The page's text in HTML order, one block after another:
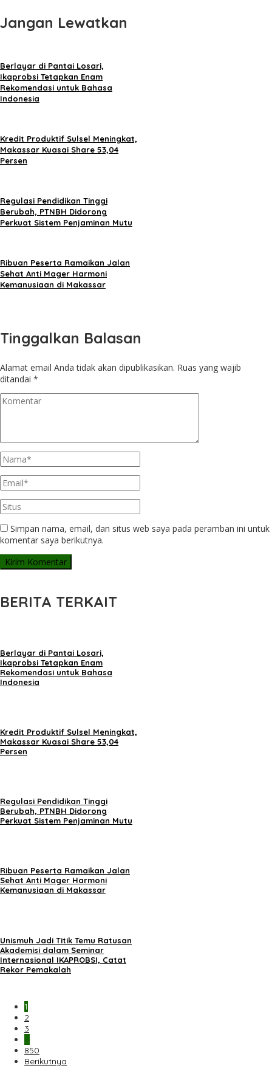
Jangan Lewatkan
Berlayar di Pantai Losari,
Ikaprobsi Tetapkan Enam
Rekomendasi untuk Bahasa
Indonesia
Kredit Produktif Sulsel Meningkat,
Makassar Kuasai Share 53,04
Persen
Regulasi Pendidikan Tinggi
Berubah, PTNBH Didorong
Perkuat Sistem Penjaminan Mutu
Ribuan Peserta Ramaikan Jalan
Sehat Anti Mager Harmoni
Kemanusiaan di Makassar
Tinggalkan Balasan
Alamat email Anda tidak akan dipublikasikan. Ruas yang wajib
ditandai *
Simpan nama, email, dan situs web saya pada peramban ini untuk
komentar saya berikutnya.
BERITA TERKAIT
Berlayar di Pantai Losari,
Ikaprobsi Tetapkan Enam
Rekomendasi untuk Bahasa
Indonesia
Kredit Produktif Sulsel Meningkat,
Makassar Kuasai Share 53,04
Persen
Regulasi Pendidikan Tinggi
Berubah, PTNBH Didorong
Perkuat Sistem Penjaminan Mutu
Ribuan Peserta Ramaikan Jalan
Sehat Anti Mager Harmoni
Kemanusiaan di Makassar
Unismuh Jadi Titik Temu Ratusan
Akademisi dalam Seminar
Internasional IKAPROBSI, Catat
Rekor Pemakalah
1
2
3
…
850
Berikutnya